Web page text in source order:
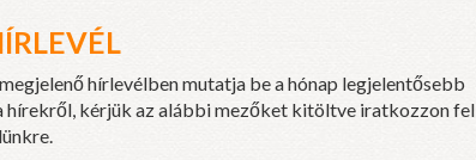
hírlevélben mutatja be a hónap legjelentősebb
hírekről, kérjük az alábbi mezőket kitöltve iratkozzon fel